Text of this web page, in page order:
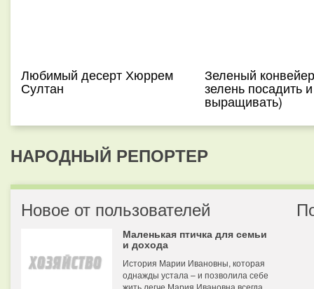
Любимый десерт Хюррем
Султан
Зеленый
зелень посадить
выращивать)
НАРОДНЫЙ РЕПОРТЕР
Новое от пользователей
Маленькая птичка для семьи
и дохода
История Марии Ивановны, которая
однажды устала – и позволила себе
жить легче Мария Ивановна всегда